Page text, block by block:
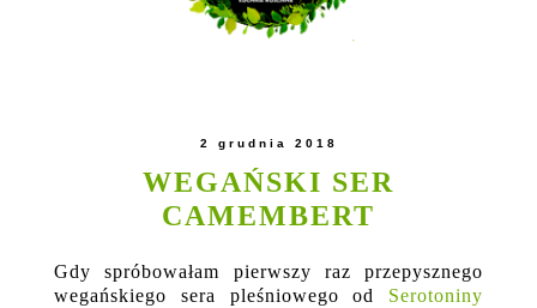
2 grudnia 2018
WEGAŃSKI SER
CAMEMBERT
Gdy spróbowałam pierwszy raz przepysznego
wegańskiego sera pleśniowego od Serotoniny